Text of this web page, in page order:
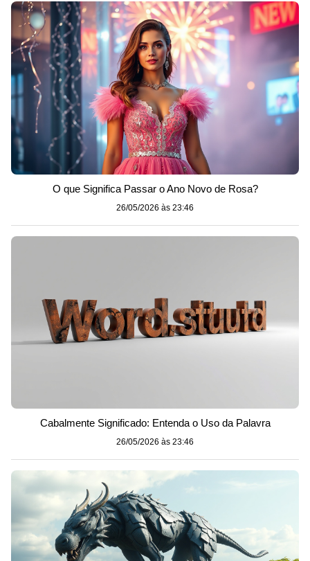
O que Significa Passar o Ano Novo de Rosa?
26/05/2026 às 23:46
Cabalmente Significado: Entenda o Uso da Palavra
26/05/2026 às 23:46